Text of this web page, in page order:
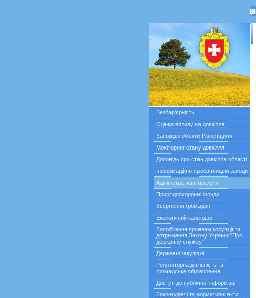
Безбар'єрність
Оцінка впливу на довкілля
Заповідні об'єкти Рівненщини
Моніторинг стану довкілля
Доповідь про стан довкілля області
Інформаційно-просвітницькі заходи
Адміністративні послуги
Природоохоронні фонди
Звернення громадян
Екологічний календар
Запобігання проявам корупції та
дотримання Закону України "Про
державну службу"
Державні закупівлі
Регуляторна діяльність та
громадське обговорення
Доступ до публічної інформації
Законодавчі та нормативні акти